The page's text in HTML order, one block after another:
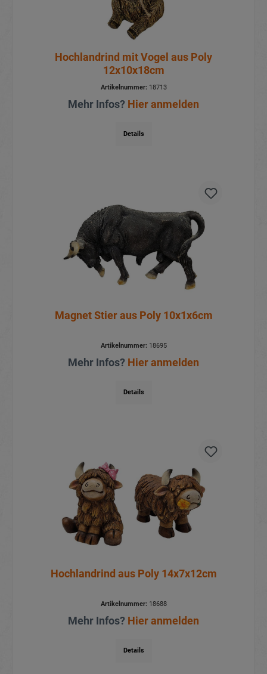
Hochlandrind mit Vogel aus Poly
12x10x18cm
Artikelnummer:18713
Mehr Infos? Hier anmelden
Details
Magnet Stier aus Poly 10x1x6cm
Artikelnummer:18695
Mehr Infos? Hier anmelden
Details
Hochlandrind aus Poly 14x7x12cm
Artikelnummer:18688
Mehr Infos? Hier anmelden
Details